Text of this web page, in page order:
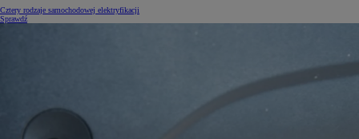
Cztery rodzaje samochodowej elektryfikacji
Sprawdź